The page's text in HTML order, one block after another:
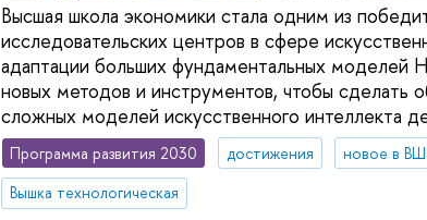
Высшая школа экономики стала одним из
исследовательских центров в сфере
адаптации больших фундаментальных
новых методов и инструментов, чтобы сделать
сложных моделей искусственного интеллекта
Программа развития 2030 достижения новое в
Вышка технологическая